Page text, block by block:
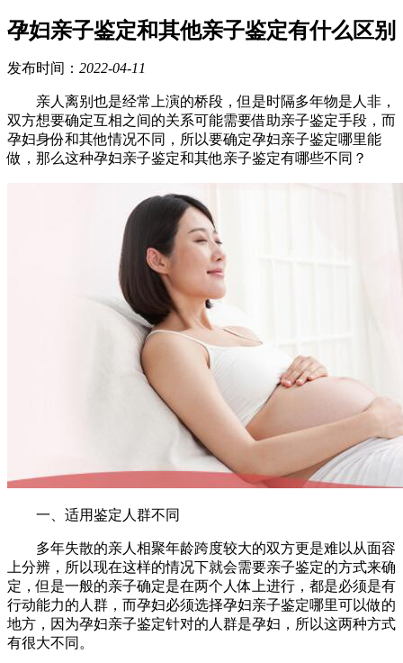
孕妇亲子鉴定和其他亲子鉴定有什么区别
发布时间： 2022-04-11
亲人离别也是经常上演的桥段，但是时隔多年物是人非，
双方想要确定互相之间的关系可能需要借助亲子鉴定手段，而
孕妇身份和其他情况不同，所以要确定孕妇亲子鉴定哪里能
做，那么这种孕妇亲子鉴定和其他亲子鉴定有哪些不同？
一、适用鉴定人群不同
多年失散的亲人相聚年龄跨度较大的双方更是难以从面容
上分辨，所以现在这样的情况下就会需要亲子鉴定的方式来确
定，但是一般的亲子确定是在两个人体上进行，都是必须是有
行动能力的人群，而孕妇必须选择孕妇亲子鉴定哪里可以做的
地方，因为孕妇亲子鉴定针对的人群是孕妇，所以这两种方式
有很大不同。